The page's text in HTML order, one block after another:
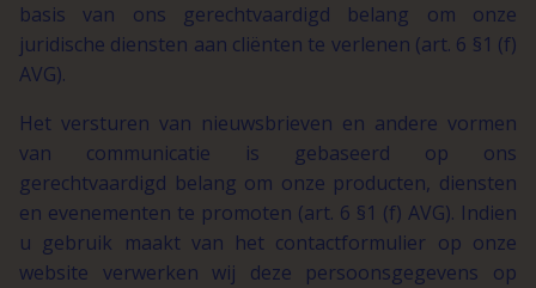
basis van ons gerechtvaardigd belang om onze
juridische diensten aan cliënten te verlenen (art. 6 §1 (f)
AVG).
Het versturen van nieuwsbrieven en andere vormen
van communicatie is gebaseerd op ons
gerechtvaardigd belang om onze producten, diensten
en evenementen te promoten (art. 6 §1 (f) AVG). Indien
u gebruik maakt van het contactformulier op onze
website verwerken wij deze persoonsgegevens op